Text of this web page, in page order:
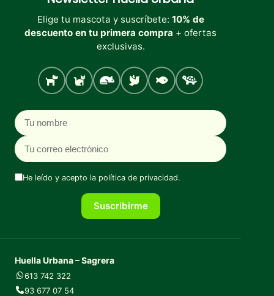
Elige tu mascota y suscríbete: 10% de
descuento en tu primera compra + ofertas
exclusivas.
Perro Gato Roedores
Aves PecesTortugas
Nombre
Correo electrónico
He leído y acepto la política de privacidad.
Suscribirme
Huella Urbana – Sagrera
613 742 322
93 677 07 54